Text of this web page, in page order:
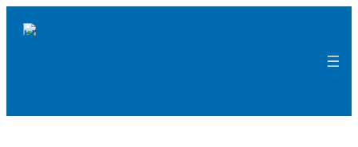
Zum